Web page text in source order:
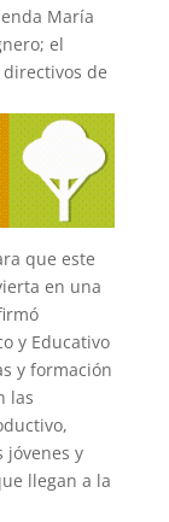
María
el
de
que este
en una
y Educativo
y formación
las
jóvenes y
llegan a la